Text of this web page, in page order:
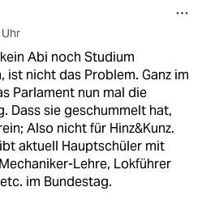
Abi noch Studium
ist nicht das Problem. Ganz im
Parlament nun mal die
Dass sie geschummelt hat,
Also nicht für Hinz&Kunz.
aktuell Hauptschüler mit
Lehre, Lokführer
im Bundestag.